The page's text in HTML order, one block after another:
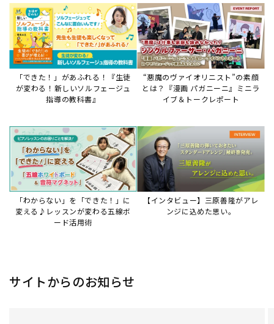
「できた！」があふれる！『生徒
が変わる！新しいソルフェージュ
指導の教科書』
“悪魔のヴァイオリニスト”の素顔
とは？『漫画 パガニーニ』ミニラ
イブ＆トークレポート
「わからない」を「できた！」に
変える♪レッスンが変わる五線ボ
ード活用術
【インタビュー】三原善隆がアレ
ンジに込めた思い。
サイトからのお知らせ